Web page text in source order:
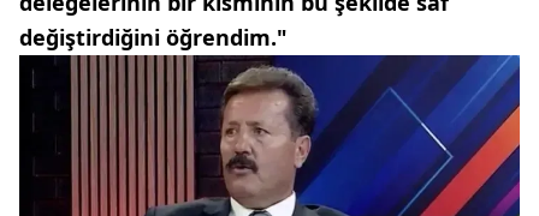
değiştirdiğini öğrendim."